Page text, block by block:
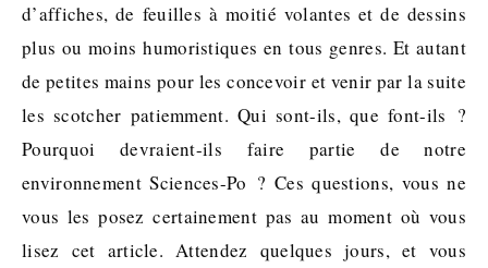
d’affiches, de feuilles à moitié volantes et de dessins
plus ou moins humoristiques en tous genres. Et autant
de petites mains pour les concevoir et venir par la suite
les scotcher patiemment. Qui sont-ils, que font-ils ?
Pourquoi devraient-ils faire partie de notre
environnement Sciences-Po ? Ces questions, vous ne
vous les posez certainement pas au moment où vous
lisez cet article. Attendez quelques jours, et vous